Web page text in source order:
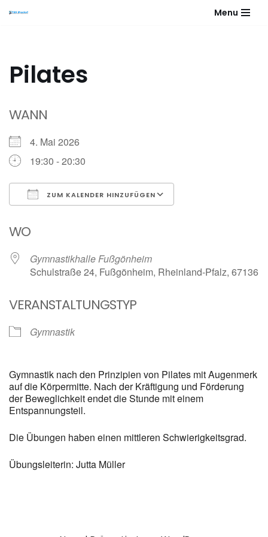
Menu
Pilates
WANN
4. Mai 2026
19:30 - 20:30
ZUM KALENDER HINZUFÜGEN
WO
Gymnastikhalle Fußgönheim
Schulstraße 24, Fußgönheim, Rheinland-Pfalz, 67136
VERANSTALTUNGSTYP
Gymnastik
Gymnastik nach den Prinzipien von Pilates mit Augenmerk
auf die Körpermitte. Nach der Kräftigung und Förderung
der Beweglichkeit endet die Stunde mit einem
Entspannungsteil.
Die Übungen haben einen mittleren Schwierigkeitsgrad.
Übungsleiterin: Jutta Müller